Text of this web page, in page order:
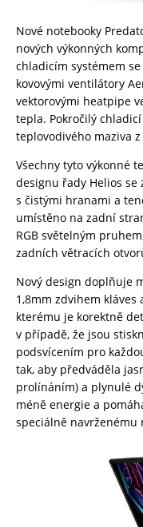
Nové notebooky
nových výkonných
chladicím systémem
kovovými ventilátory
vektorovými heatpipe
tepla. Pokročilý
teplovodivého maziva
Všechny tyto výkonné
designu řady Helios
s čistými hranami a
umístěno na zadní
RGB světelným
zadních větracích
Nový design doplňuje
1,8mm zdvihem
kterému je korektně
v případě, že jsou
podsvícením pro
tak, aby předváděla
prolínáním) a plynulé
méně energie a
speciálně navrženému